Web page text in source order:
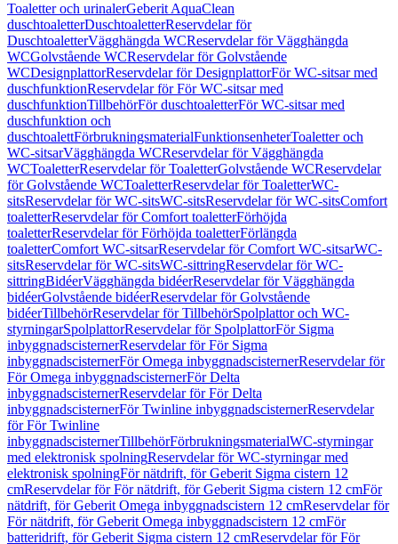
Toaletter och urinalerGeberit AquaClean
duschtoaletterDuschtoaletterReservdelar för
DuschtoaletterVägghängda WCReservdelar för Vägghängda
WCGolvstående WCReservdelar för Golvstående
WCDesignplattorReservdelar för DesignplattorFör WC-sitsar med
duschfunktionReservdelar för För WC-sitsar med
duschfunktionTillbehörFör duschtoaletterFör WC-sitsar med
duschfunktion och
duschtoalettFörbrukningsmaterialFunktionsenheterToaletter och
WC-sitsarVägghängda WCReservdelar för Vägghängda
WCToaletterReservdelar för ToaletterGolvstående WCReservdelar
för Golvstående WCToaletterReservdelar för ToaletterWC-
sitsReservdelar för WC-sitsWC-sitsReservdelar för WC-sitsComfort
toaletterReservdelar för Comfort toaletterFörhöjda
toaletterReservdelar för Förhöjda toaletterFörlängda
toaletterComfort WC-sitsarReservdelar för Comfort WC-sitsarWC-
sitsReservdelar för WC-sitsWC-sittringReservdelar för WC-
sittringBidéerVägghängda bidéerReservdelar för Vägghängda
bidéerGolvstående bidéerReservdelar för Golvstående
bidéerTillbehörReservdelar för TillbehörSpolplattor och WC-
styrningarSpolplattorReservdelar för SpolplattorFör Sigma
inbyggnadscisternerReservdelar för För Sigma
inbyggnadscisternerFör Omega inbyggnadscisternerReservdelar för
För Omega inbyggnadscisternerFör Delta
inbyggnadscisternerReservdelar för För Delta
inbyggnadscisternerFör Twinline inbyggnadscisternerReservdelar
för För Twinline
inbyggnadscisternerTillbehörFörbrukningsmaterialWC-styrningar
med elektronisk spolningReservdelar för WC-styrningar med
elektronisk spolningFör nätdrift, för Geberit Sigma cistern 12
cmReservdelar för För nätdrift, för Geberit Sigma cistern 12 cmFör
nätdrift, för Geberit Omega inbyggnadscistern 12 cmReservdelar för
För nätdrift, för Geberit Omega inbyggnadscistern 12 cmFör
batteridrift, för Geberit Sigma cistern 12 cmReservdelar för För